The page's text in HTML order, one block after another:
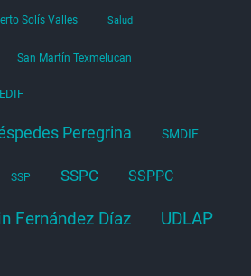
Solís Valles Salud
San Martín Texmelucan
Peregrina SMDIF
SSP SSPC SSPPC
Fernández Díaz UDLAP